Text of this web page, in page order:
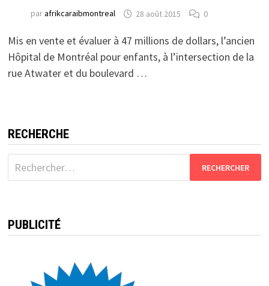
parafrikcaraibmontreal 28 août 2015 0
Mis en vente et évaluer à 47 millions de dollars, l’ancien
Hôpital de Montréal pour enfants, à l’intersection de la
rue Atwater et du boulevard …
RECHERCHE
Rechercher :
PUBLICITÉ